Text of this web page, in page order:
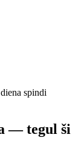
spindi
— tegul ši